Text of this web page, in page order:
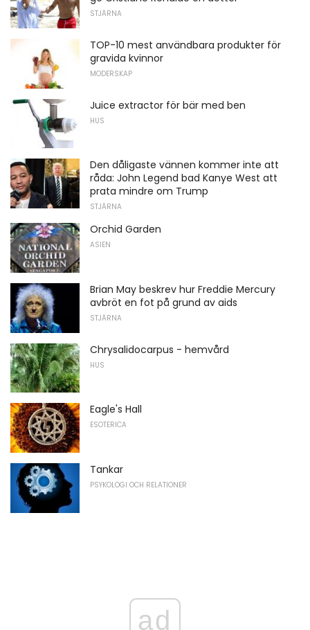
STJÄRNA
TOP-10 mest användbara produkter för
gravida kvinnor
MODERSKAP
Juice extractor för bär med ben
HUS
Den dåligaste vännen kommer inte att
råda: John Legend bad Kanye West att
prata mindre om Trump
STJÄRNA
Orchid Garden
ASIEN
Brian May beskrev hur Freddie Mercury
avbröt en fot på grund av aids
STJÄRNA
Chrysalidocarpus - hemvård
HUS
Eagle's Hall
ESOTERICA
Tankar
PSYKOLOGI OCH RELATIONER
ad